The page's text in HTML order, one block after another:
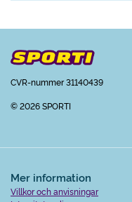
CVR-nummer 31140439
© 2026 SPORTI
Mer information
Villkor och anvisningar